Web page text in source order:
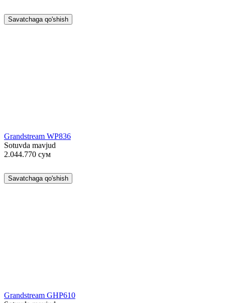
Savatchaga qo'shish
Grandstream WP836
Sotuvda mavjud
2.044.770 сум
Savatchaga qo'shish
Grandstream GHP610